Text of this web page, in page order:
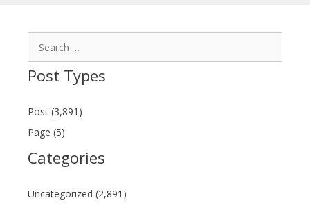
Post Types
Post (3,891)
Page (5)
Categories
Uncategorized (2,891)